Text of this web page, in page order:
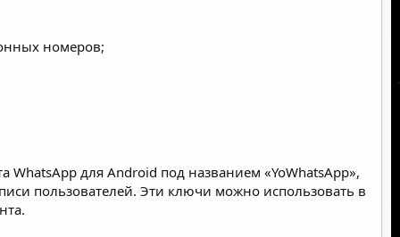
номеров;
WhatsApp для Android под названием «YoWhatsApp»,
пользователей. Эти ключи можно использовать в